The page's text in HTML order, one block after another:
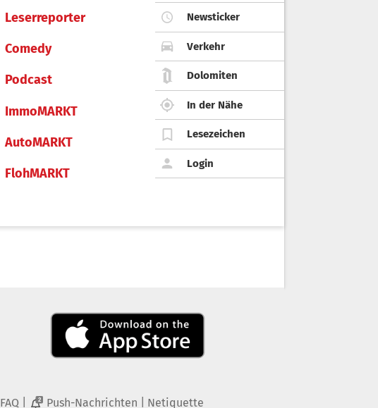
Leserreporter
Comedy
Podcast
ImmoMARKT
AutoMARKT
FlohMARKT
Newsticker
Verkehr
Dolomiten
In der Nähe
Lesezeichen
Login
FAQ 2 Push-Nachrichten Netiquette